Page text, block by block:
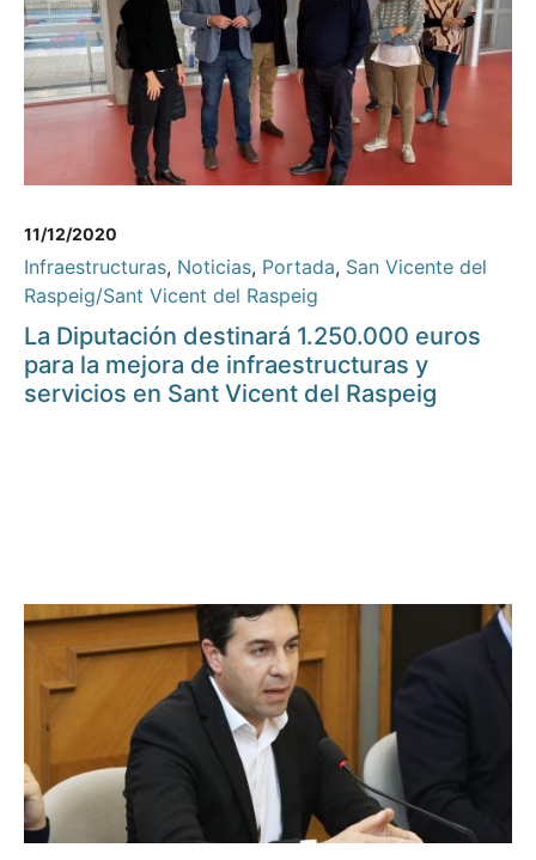
11/12/2020
Infraestructuras, Noticias, Portada, San Vicente del
Raspeig/Sant Vicent del Raspeig
La Diputación destinará 1.250.000 euros
para la mejora de infraestructuras y
servicios en Sant Vicent del Raspeig